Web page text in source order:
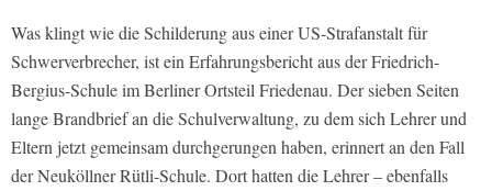
Was klingt wie die Schilderung aus einer US-Strafanstalt für
Schwerverbrecher, ist ein Erfahrungsbericht aus der Friedrich-
Bergius-Schule im Berliner Ortsteil Friedenau. Der sieben Seiten
lange Brandbrief an die Schulverwaltung, zu dem sich Lehrer und
Eltern jetzt gemeinsam durchgerungen haben, erinnert an den Fall
der Neuköllner Rütli-Schule. Dort hatten die Lehrer – ebenfalls